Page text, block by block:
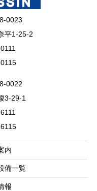
0023
平1-25-2
0022
3-29-1
内
備一覧
報